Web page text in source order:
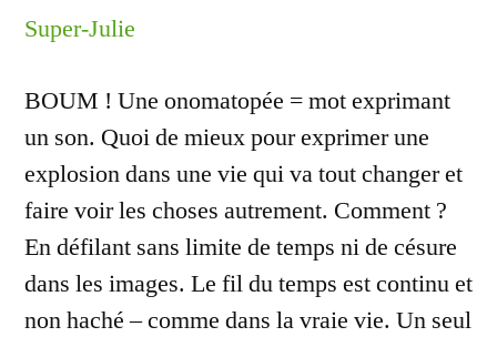
Super-Julie
BOUM ! Une onomatopée = mot exprimant
un son. Quoi de mieux pour exprimer une
explosion dans une vie qui va tout changer et
faire voir les choses autrement. Comment ?
En défilant sans limite de temps ni de césure
dans les images. Le fil du temps est continu et
non haché – comme dans la vraie vie. Un seul